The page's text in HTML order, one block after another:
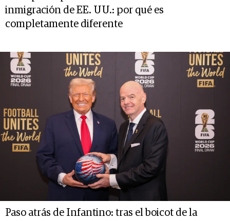
inmigración de EE. UU.: por qué es
completamente diferente
Paso atrás de Infantino: tras el boicot de la